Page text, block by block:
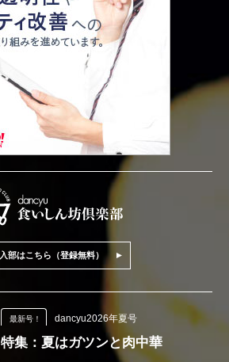
入部はこちら（登録無料）
最新号！ dancyu2026年夏号
特集：夏はガツンと肉中華